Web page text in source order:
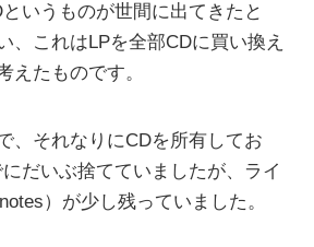
いうものが世間に出てきたと
、これはLPを全部CDに買い換え
えたものです。
、それなりにCDを所有してお
だいぶ捨てていましたが、ライ
）が少し残っていました。